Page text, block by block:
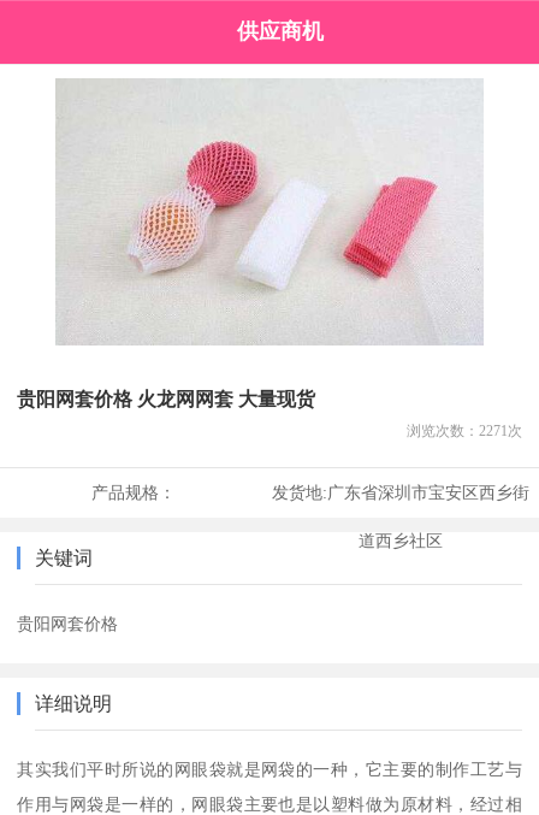
供应商机
贵阳网套价格 火龙网网套 大量现货
浏览次数： 2271 次
产品规格： 发货地:广东省深圳市宝安区西乡街
道西乡社区
关键词
贵阳网套价格
详细说明
其实我们平时所说的网眼袋就是网袋的一种，它主要的制作工艺与
作用与网袋是一样的，网眼袋主要也是以塑料做为原材料，经过相